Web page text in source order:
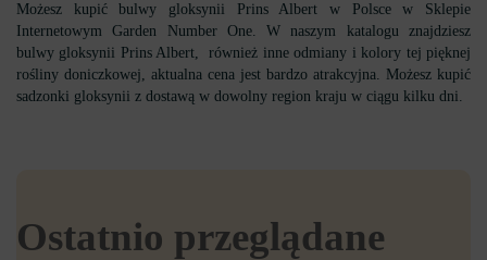
Możesz kupić bulwy gloksynii Prins Albert w Polsce w Sklepie
Internetowym Garden Number One. W naszym katalogu znajdziesz
bulwy gloksynii Prins Albert, również inne odmiany i kolory tej pięknej
rośliny doniczkowej, aktualna cena jest bardzo atrakcyjna. Możesz kupić
sadzonki gloksynii z dostawą w dowolny region kraju w ciągu kilku dni.
Ostatnio przeglądane